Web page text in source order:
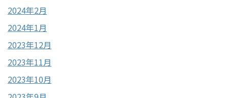
2024年2月
2024年1月
2023年12月
2023年11月
2023年10月